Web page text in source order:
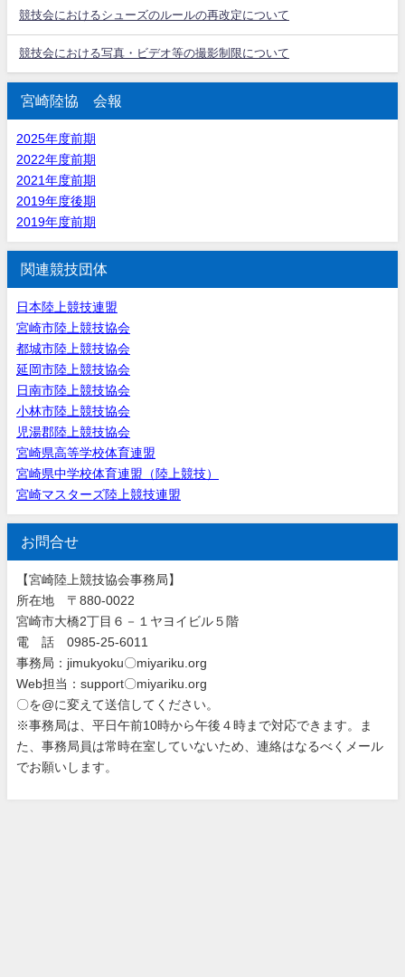
競技会におけるシューズのルールの再改定について
競技会における写真・ビデオ等の撮影制限について
宮崎陸協 会報
2025年度前期
2022年度前期
2021年度前期
2019年度後期
2019年度前期
関連競技団体
日本陸上競技連盟
宮崎市陸上競技協会
都城市陸上競技協会
延岡市陸上競技協会
日南市陸上競技協会
小林市陸上競技協会
児湯郡陸上競技協会
宮崎県高等学校体育連盟
宮崎県中学校体育連盟（陸上競技）
宮崎マスターズ陸上競技連盟
お問合せ
【宮崎陸上競技協会事務局】
所在地 〒880-0022
宮崎市大橋2丁目６－１ヤヨイビル５階
電 話 0985-25-6011
事務局：jimukyoku〇miyariku.org
Web担当：support〇miyariku.org
〇を@に変えて送信してください。
※事務局は、平日午前10時から午後４時まで対応できます。ま
た、事務局員は常時在室していないため、連絡はなるべくメール
でお願いします。